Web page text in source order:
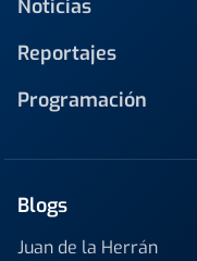
Noticias
Reportajes
Programación
Blogs
Juan de la Herrán